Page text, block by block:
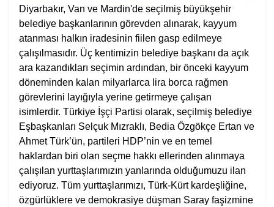
Diyarbakır, Van ve Mardin'de seçilmiş büyükşehir
belediye başkanlarının görevden alınarak, kayyum
atanması halkın iradesinin fiilen gasp edilmeye
çalışılmasıdır. Üç kentimizin belediye başkanı da açık
ara kazandıkları seçimin ardından, bir önceki kayyum
döneminden kalan milyarlarca lira borca rağmen
görevlerini layığıyla yerine getirmeye çalışan
isimlerdir. Türkiye İşçi Partisi olarak, seçilmiş belediye
Eşbaşkanları Selçuk Mızraklı, Bedia Özgökçe Ertan ve
Ahmet Türk’ün, partileri HDP’nin ve en temel
haklardan biri olan seçme hakkı ellerinden alınmaya
çalışılan yurttaşlarımızın yanlarında olduğumuzu ilan
ediyoruz. Tüm yurttaşlarımızı, Türk-Kürt kardeşliğine,
özgürlüklere ve demokrasiye düşman Saray faşizmine